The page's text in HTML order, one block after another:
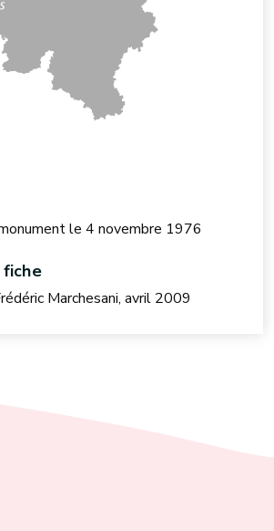
le 4 novembre 1976
Marchesani, avril 2009